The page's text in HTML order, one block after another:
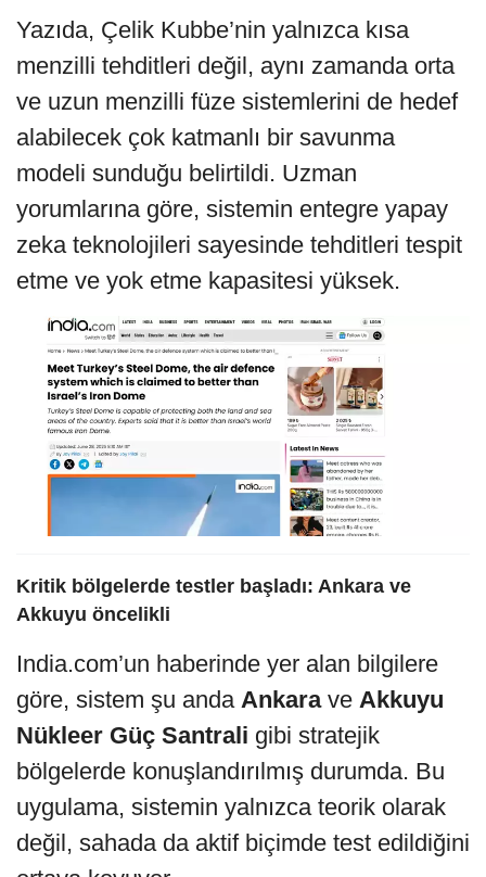
Yazıda, Çelik Kubbe’nin yalnızca kısa
menzilli tehditleri değil, aynı zamanda orta
ve uzun menzilli füze sistemlerini de hedef
alabilecek çok katmanlı bir savunma
modeli sunduğu belirtildi. Uzman
yorumlarına göre, sistemin entegre yapay
zeka teknolojileri sayesinde tehditleri tespit
etme ve yok etme kapasitesi yüksek.
Kritik bölgelerde testler başladı: Ankara ve
Akkuyu öncelikli
India.com’un haberinde yer alan bilgilere
göre, sistem şu anda Ankarave Akkuyu
Nükleer Güç Santrali gibi stratejik
bölgelerde konuşlandırılmış durumda. Bu
uygulama, sistemin yalnızca teorik olarak
değil, sahada da aktif biçimde test edildiğini